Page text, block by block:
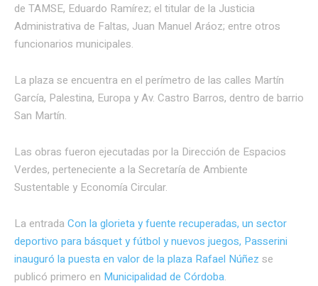
de TAMSE, Eduardo Ramírez; el titular de la Justicia
Administrativa de Faltas, Juan Manuel Aráoz; entre otros
funcionarios municipales.
La plaza se encuentra en el perímetro de las calles Martín
García, Palestina, Europa y Av. Castro Barros, dentro de barrio
San Martín.
Las obras fueron ejecutadas por la Dirección de Espacios
Verdes, perteneciente a la Secretaría de Ambiente
Sustentable y Economía Circular.
La entrada Con la glorieta y fuente recuperadas, un sector
deportivo para básquet y fútbol y nuevos juegos, Passerini
inauguró la puesta en valor de la plaza Rafael Núñez se
publicó primero en Municipalidad de Córdoba.